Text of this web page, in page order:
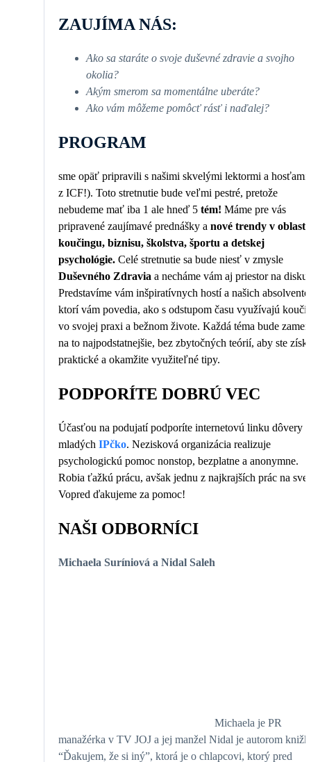
ZAUJÍMA NÁS:
Ako sa staráte o svoje duševné zdravie a svojho
okolia?
Akým smerom sa momentálne uberáte?
Ako vám môžeme pomôcť rásť i naďalej?
PROGRAM
sme opäť pripravili s našimi skvelými lektormi a hosťami
z ICF!). Toto stretnutie bude veľmi pestré, pretože
nebudeme mať iba 1 ale hneď 5 tém! Máme pre vás
pripravené zaujímavé prednášky a nové trendy v oblasti
koučingu, biznisu, školstva, športu a detskej
psychológie. Celé stretnutie sa bude niesť v zmysle
Duševného Zdravia a necháme vám aj priestor na
Predstavíme vám inšpiratívnych hostí a našich
ktorí vám povedia, ako s odstupom času využívajú
vo svojej praxi a bežnom živote. Každá téma bude
na to najpodstatnejšie, bez zbytočných teórií, aby ste
praktické a okamžite využiteľné tipy.
PODPORÍTE DOBRÚ VEC
Účasťou na podujatí podporíte internetovú linku dôvery
mladých IPčko. Nezisková organizácia realizuje
psychologickú pomoc nonstop, bezplatne a anonymne.
Robia ťažkú prácu, avšak jednu z najkrajších prác na
Vopred ďakujeme za pomoc!
NAŠI ODBORNÍCI
Michaela Suríniová a Nidal Saleh
Michaela je PR
manažérka v TV JOJ a jej manžel Nidal je autorom
“Ďakujem, že si iný”, ktorá je o chlapcovi, ktorý pred